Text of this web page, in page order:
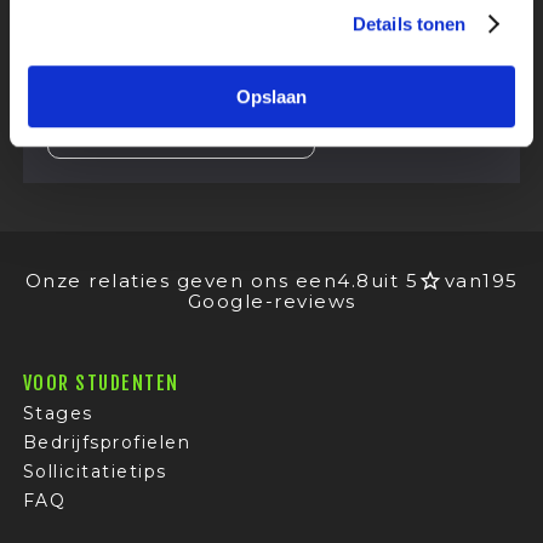
Details tonen
Opslaan
groep studenten aan te spreken in jouw
BEKIJK ALLE MOGELIJKHEDEN
Onze relaties geven ons een4.8 uit 5 van195
Google-reviews
VOOR STUDENTEN
Stages
Bedrijfsprofielen
Sollicitatietips
FAQ